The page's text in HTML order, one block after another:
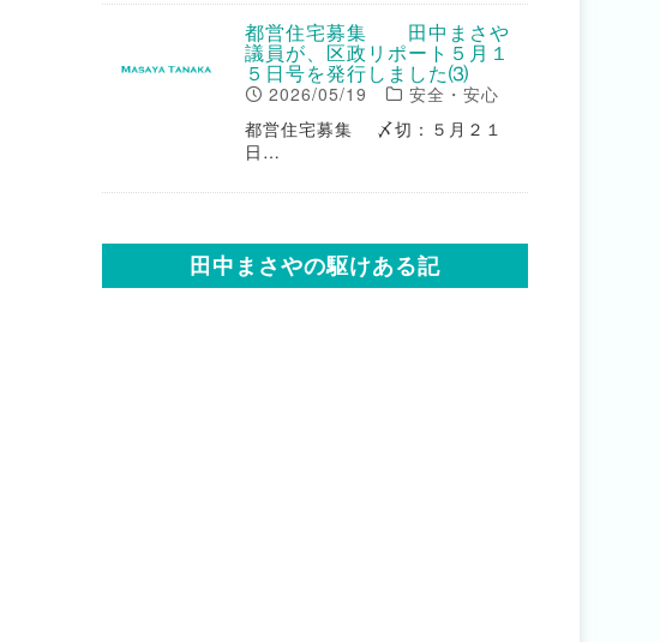
都営住宅募集 田中まさや
議員が、区政リポート５月１
５日号を発行しました⑶
2026/05/19
安全・安心
都営住宅募集 〆切：５月２１
日…
田中まさやの駆けある記